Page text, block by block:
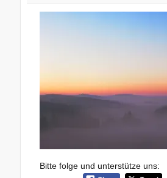
Bitte folge und unterstütze uns: